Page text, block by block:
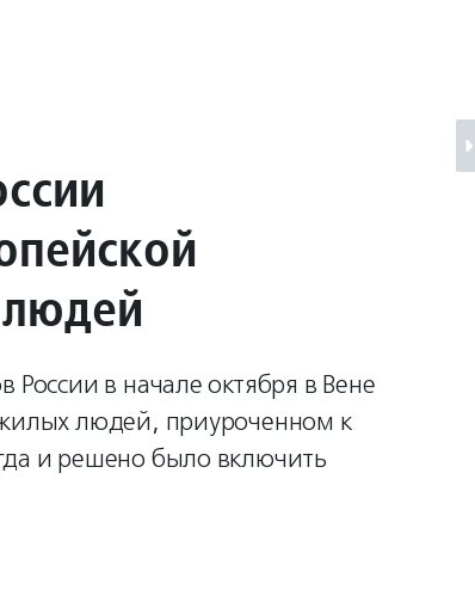
России в начале октября в Вене
людей, приуроченном к
и решено было включить